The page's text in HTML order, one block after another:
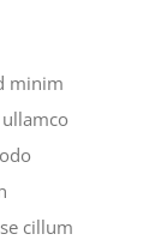
minim
cillum